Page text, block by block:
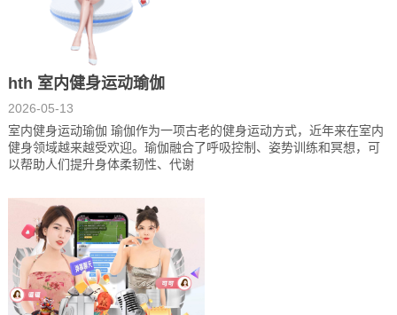
hth 室内健身运动瑜伽
2026-05-13
室内健身运动瑜伽 瑜伽作为一项古老的健身运动方式，近年来在室内
健身领域越来越受欢迎。瑜伽融合了呼吸控制、姿势训练和冥想，可
以帮助人们提升身体柔韧性、代谢